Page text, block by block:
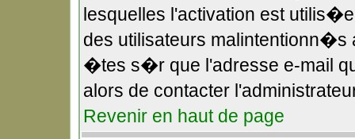
lesquelles l'activation est
des utilisateurs malintentionn�s
�tes s�r que l'adresse e-mail
alors de contacter
Revenir en haut de page